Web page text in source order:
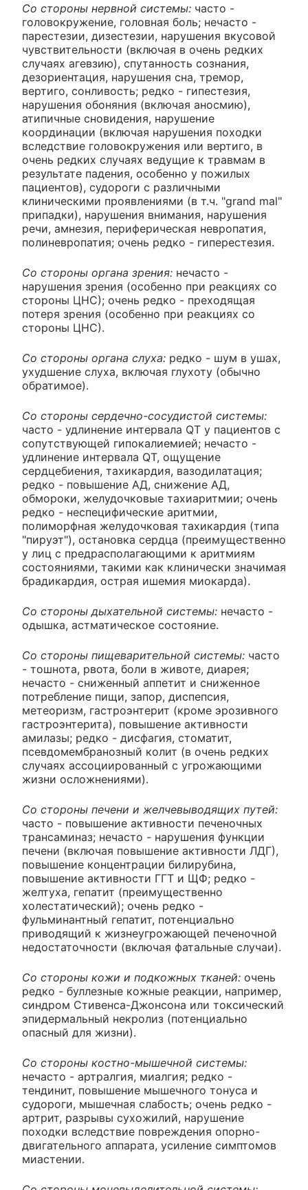
Со стороны нервной системы: часто -
головокружение, головная боль; нечасто -
парестезии, дизестезии, нарушения вкусовой
чувствительности (включая в очень редких
случаях агевзию), спутанность сознания,
дезориентация, нарушения сна, тремор,
вертиго, сонливость; редко - гипестезия,
нарушения обоняния (включая аносмию),
атипичные сновидения, нарушение
координации (включая нарушения походки
вследствие головокружения или вертиго, в
очень редких случаях ведущие к травмам в
результате падения, особенно у пожилых
пациентов), судороги с различными
клиническими проявлениями (в т.ч. "grand mal"
припадки), нарушения внимания, нарушения
речи, амнезия, периферическая невропатия,
полиневропатия; очень редко - гиперестезия.
Со стороны органа зрения: нечасто -
нарушения зрения (особенно при реакциях со
стороны ЦНС); очень редко - преходящая
потеря зрения (особенно при реакциях со
стороны ЦНС).
Со стороны органа слуха: редко - шум в ушах,
ухудшение слуха, включая глухоту (обычно
обратимое).
Со стороны сердечно-сосудистой системы:
часто - удлинение интервала QT у пациентов с
сопутствующей гипокалиемией; нечасто -
удлинение интервала QT, ощущение
сердцебиения, тахикардия, вазодилатация;
редко - повышение АД, снижение АД,
обмороки, желудочковые тахиаритмии; очень
редко - неспецифические аритмии,
полиморфная желудочковая тахикардия (типа
"пируэт"), остановка сердца (преимущественно
у лиц с предрасполагающими к аритмиям
состояниями, такими как клинически значимая
брадикардия, острая ишемия миокарда).
Со стороны дыхательной системы: нечасто -
одышка, астматическое состояние.
Со стороны пищеварительной системы: часто
- тошнота, рвота, боли в животе, диарея;
нечасто - сниженный аппетит и сниженное
потребление пищи, запор, диспепсия,
метеоризм, гастроэнтерит (кроме эрозивного
гастроэнтерита), повышение активности
амилазы; редко - дисфагия, стоматит,
псевдомембранозный колит (в очень редких
случаях ассоциированный с угрожающими
жизни осложнениями).
Со стороны печени и желчевыводящих путей:
часто - повышение активности печеночных
трансаминаз; нечасто - нарушения функции
печени (включая повышение активности ЛДГ),
повышение концентрации билирубина,
повышение активности ГГТ и ЩФ; редко -
желтуха, гепатит (преимущественно
холестатический); очень редко -
фульминантный гепатит, потенциально
приводящий к жизнеугрожающей печеночной
недостаточности (включая фатальные случаи).
Со стороны кожи и подкожных тканей: очень
редко - буллезные кожные реакции, например,
синдром Стивенса-Джонсона или токсический
эпидермальный некролиз (потенциально
опасный для жизни).
Со стороны костно-мышечной системы:
нечасто - артралгия, миалгия; редко -
тендинит, повышение мышечного тонуса и
судороги, мышечная слабость; очень редко -
артрит, разрывы сухожилий, нарушение
походки вследствие повреждения опорно-
двигательного аппарата, усиление симптомов
миастении.